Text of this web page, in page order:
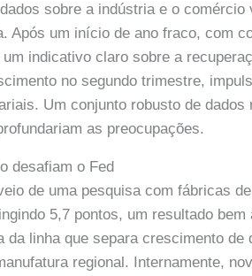
sobre a indústria e o comércio
Após um início de ano fraco, com
indicativo claro sobre a
no segundo trimestre,
Um conjunto robusto de
as preocupações.
desafiam o Fed
de uma pesquisa com fábricas
5,7 pontos, um resultado bem
da linha que separa crescimento de
regional. Internamente,